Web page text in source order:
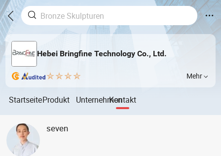
Hebei Bringfine Technology Co., Ltd.
Mehr
StartseiteProdukt UnternehmenKontakt
seven